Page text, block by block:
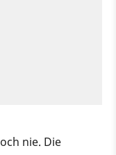
nie. Die